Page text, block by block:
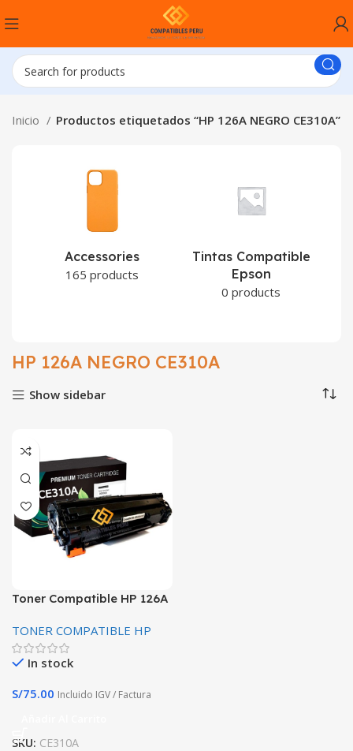
Inicio Productos etiquetados “HP 126A NEGRO CE310A”
Accessories
165 products
Tintas Compatible
Epson
0 products
HP 126A NEGRO CE310A
Show sidebar
Toner Compatible HP 126A
TONER COMPATIBLE HP
In stock
S/75.00 Incluido IGV / Factura
SKU: CE310A